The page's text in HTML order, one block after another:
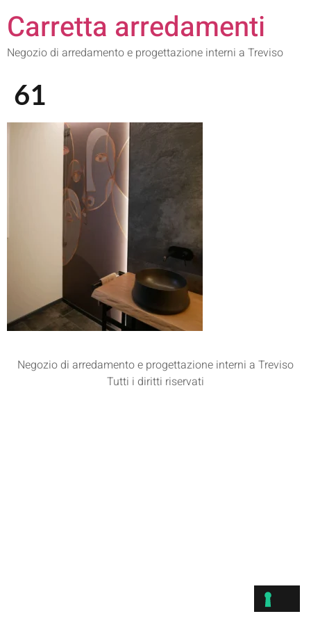
Carretta arredamenti
Negozio di arredamento e progettazione interni a Treviso
61
Negozio di arredamento e progettazione interni a Treviso
Tutti i diritti riservati